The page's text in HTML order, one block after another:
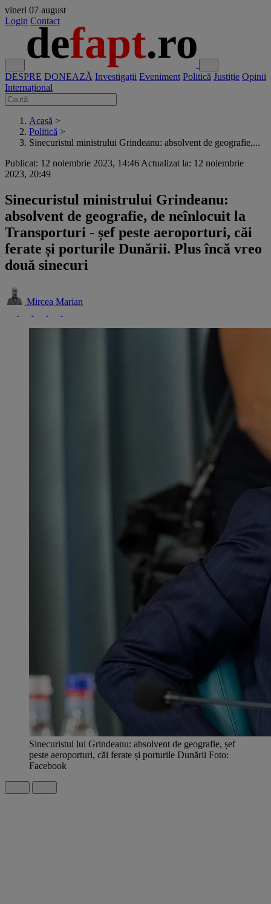
vineri 07 august
Login Contact
DESPRE DONEAZĂ Investigații Eveniment Politică Justiție Opinii
Internațional
Acasă >
Politică >
Sinecuristul ministrului Grindeanu: absolvent de geografie,...
Publicat: 12 noiembrie 2023, 14:46 Actualizat la: 12 noiembrie
2023, 20:49
Sinecuristul ministrului Grindeanu:
absolvent de geografie, de neînlocuit la
Transporturi - șef peste aeroporturi, căi
ferate și porturile Dunării. Plus încă vreo
două sinecuri
Mircea Marian
Sinecuristul lui Grindeanu: absolvent de geografie, șef
peste aeroporturi, căi ferate și porturile Dunării Foto:
Facebook